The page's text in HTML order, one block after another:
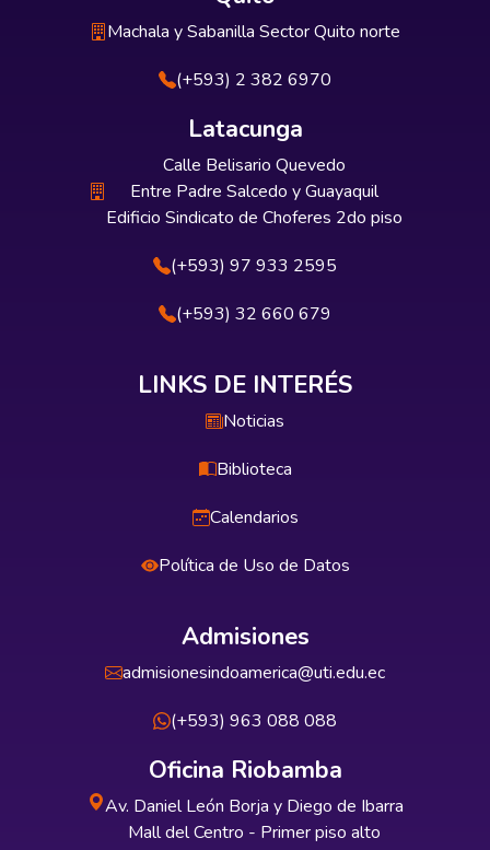
Machala y Sabanilla Sector Quito norte
(+593) 2 382 6970
Latacunga
Calle Belisario Quevedo
Entre Padre Salcedo y Guayaquil
Edificio Sindicato de Choferes 2do piso
(+593) 97 933 2595
(+593) 32 660 679
LINKS DE INTERÉS
Noticias
Biblioteca
Calendarios
Política de Uso de Datos
Admisiones
admisionesindoamerica@uti.edu.ec
(+593) 963 088 088
Oficina Riobamba
Av. Daniel León Borja y Diego de Ibarra
Mall del Centro - Primer piso alto